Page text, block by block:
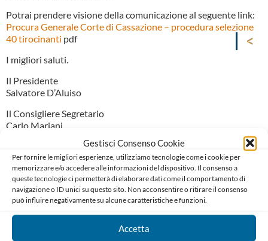
Gestisci Consenso Cookie
Per fornire le migliori esperienze, utilizziamo tecnologie come i cookie per
memorizzare e/o accedere alle informazioni del dispositivo. Il consenso a
queste tecnologie ci permetterà di elaborare dati come il comportamento di
navigazione o ID unici su questo sito. Non acconsentire o ritirare il consenso
può influire negativamente su alcune caratteristiche e funzioni.
Accetta
Potrai prendere visione della comunicazione al seguente link:
Procura Generale Corte di Cassazione – procedura selezione
40 tirocinanti pdf
I migliori saluti.
Il Presidente
Salvatore D’Aluiso
Il Consigliere Segretario
Carlo Mariani
Ordine degli Avvocati di Bari